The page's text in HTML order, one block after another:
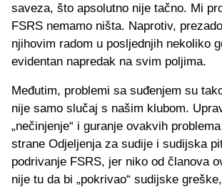
saveza, što apsolutno nije tačno. Mi
FSRS nemamo ništa. Naprotiv,
njihovim radom u posljednjih nekoliko
evidentan napredak na svim poljima.
Međutim, problemi sa suđenjem su
nije samo slučaj s našim klubom.
„nečinjenje“ i guranje ovakvih
strane Odjeljenja za sudije i sudijska
podrivanje FSRS, jer niko od članova
nije tu da bi „pokrivao“ sudijske